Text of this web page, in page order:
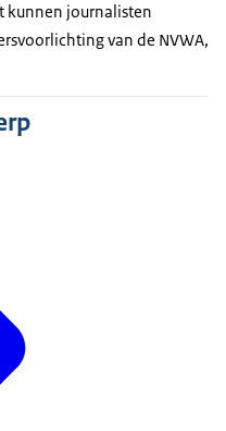
kunnen journalisten
van de NVWA,